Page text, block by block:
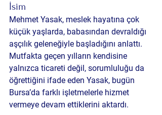
İsim
Mehmet Yasak, meslek hayatına çok
küçük yaşlarda, babasından devraldığı
aşçılık geleneğiyle başladığını anlattı.
Mutfakta geçen yılların kendisine
yalnızca ticareti değil, sorumluluğu da
öğrettiğini ifade eden Yasak, bugün
Bursa’da farklı işletmelerle hizmet
vermeye devam ettiklerini aktardı.